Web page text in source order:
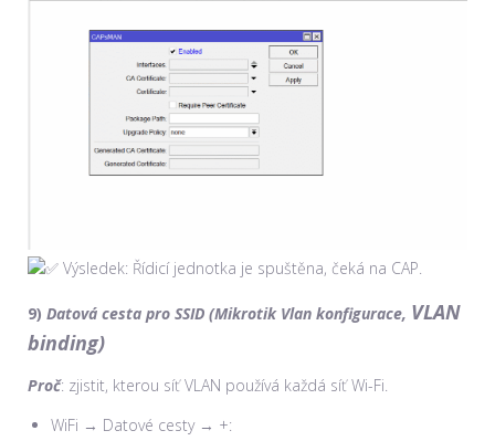
Výsledek: Řídicí jednotka je spuštěna, čeká na CAP.
9) Datová cesta pro SSID (Mikrotik Vlan konfigurace, VLAN
binding)
Proč: zjistit, kterou síť VLAN používá každá síť Wi-Fi.
WiFi → Datové cesty → +: